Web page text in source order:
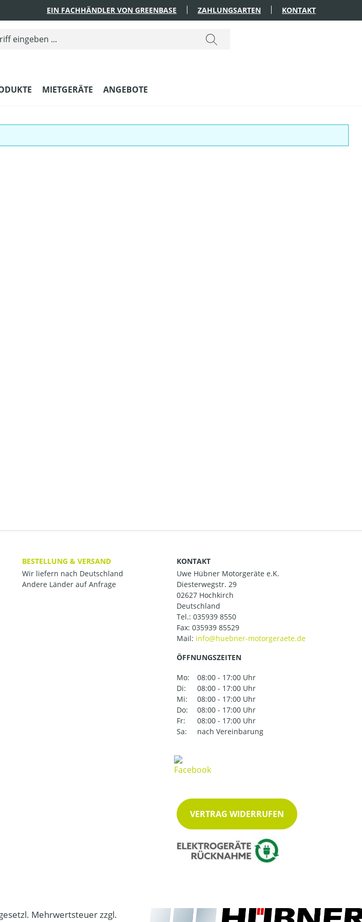
EIN FACHHÄNDLER VON GREENBASE ZAHLUNGSARTEN KONTAKT
MIETGERÄTE ANGEBOTE
BESTELLUNG & VERSAND
Wir liefern nach Deutschland
Andere Länder auf Anfrage
KONTAKT
Uwe Hübner Motorgeräte e.K.
Diesterwegstr. 29
02627 Hochkirch
Deutschland
Tel.: 035939 8550
Fax: 035939 85529
Mail:
ÖFFNUNGSZEITEN
Mo:
08:00 - 17:00 Uhr
Di:
08:00 - 17:00 Uhr
Mi:
08:00 - 17:00 Uhr
Do:
08:00 - 17:00 Uhr
Fr:
08:00 - 17:00 Uhr
Sa:
nach Vereinbarung
VERTRAG WIDERRUFEN
Mehrwertsteuer zzgl.